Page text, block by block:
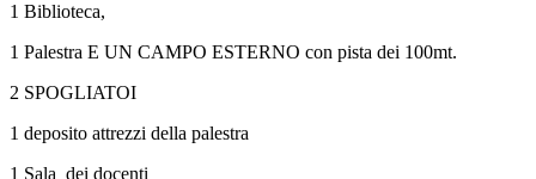
1 Biblioteca,
1 Palestra E UN CAMPO ESTERNO con pista dei 100mt.
2 SPOGLIATOI
1 deposito attrezzi della palestra
1 Sala dei docenti